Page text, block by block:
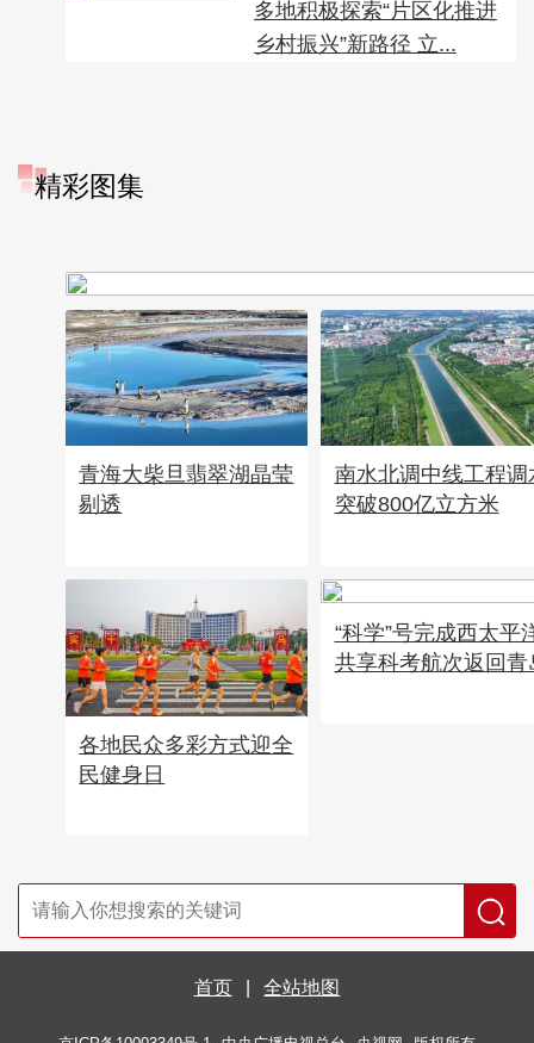
多地积极探索“片区化推进
乡村振兴”新路径 立...
精彩图集
青海大柴旦翡翠湖晶莹
剔透
南水北调中线工程调
突破800亿立方米
各地民众多彩方式迎全
民健身日
“科学”号完成西太平
共享科考航次返回青
首页 全站地图